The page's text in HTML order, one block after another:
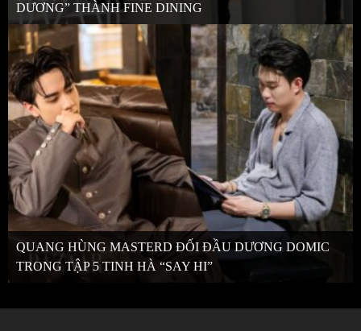
DƯƠNG” THÀNH FINE DINING
QUANG HÙNG MASTERD ĐỐI ĐẦU DƯƠNG DOMIC
TRONG TẬP 5 TINH HÀ “SAY HI”